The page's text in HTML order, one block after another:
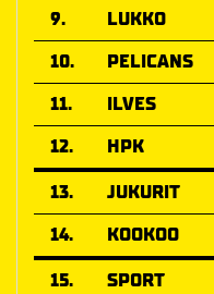
9.
LUKKO
10.
PELICANS
11.
ILVES
12.
HPK
13.
JUKURIT
14.
KOOKOO
15.
SPORT